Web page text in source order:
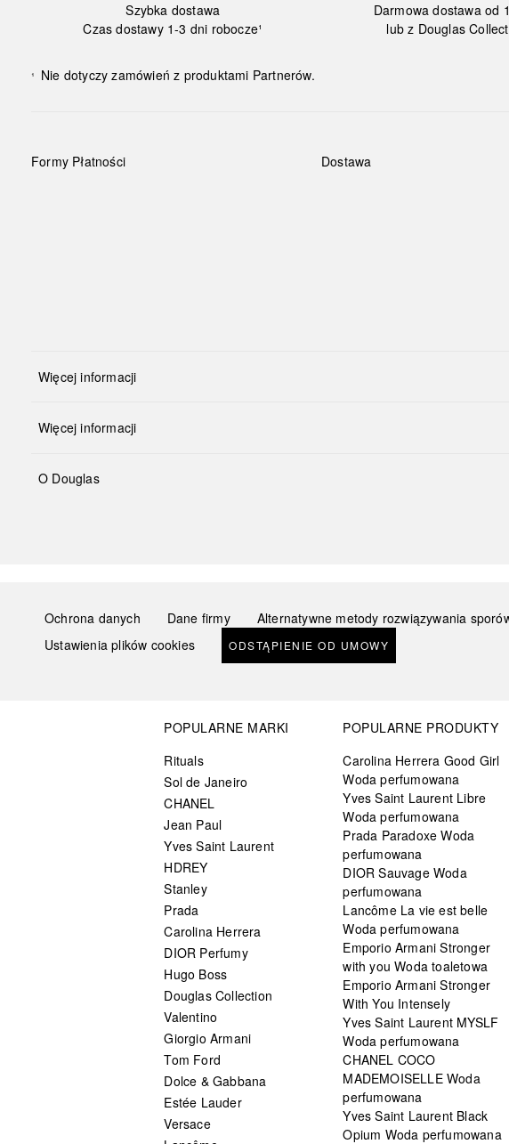
Szybka dostawa
Czas dostawy 1-3 dni robocze¹
Darmowa dostawa od
lub z Douglas
¹ Nie dotyczy zamówień z produktami Partnerów.
Formy Płatności Dostawa
Więcej informacji
Więcej informacji
O Douglas
Ochrona danych Dane firmy Alternatywne metody rozwiązywania
Ustawienia plików cookies
ODSTĄPIENIE OD UMOWY
POPULARNE MARKI
Rituals
Sol de Janeiro
CHANEL
Jean Paul
Yves Saint Laurent
HDREY
Stanley
Prada
Carolina Herrera
DIOR Perfumy
Hugo Boss
Douglas Collection
Valentino
Giorgio Armani
Tom Ford
Dolce & Gabbana
Estée Lauder
Versace
POPULARNE PRODUKTY
Carolina Herrera Good Girl
Woda perfumowana
Yves Saint Laurent Libre
Woda perfumowana
Prada Paradoxe Woda
perfumowana
DIOR Sauvage Woda
perfumowana
Lancôme La vie est belle
Woda perfumowana
Emporio Armani Stronger
with you Woda toaletowa
Emporio Armani Stronger
With You Intensely
Yves Saint Laurent MYSLF
Woda perfumowana
CHANEL COCO
MADEMOISELLE Woda
perfumowana
Yves Saint Laurent Black
Opium Woda perfumowana